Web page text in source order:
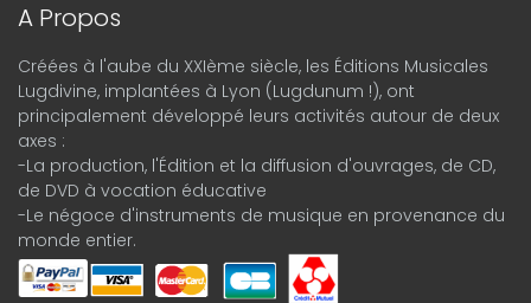
A Propos
Créées à l'aube du XXIème siècle, les Éditions Musicales
Lugdivine, implantées à Lyon (Lugdunum !), ont
principalement développé leurs activités autour de deux
axes :
-La production, l'Édition et la diffusion d'ouvrages, de CD,
de DVD à vocation éducative
-Le négoce d'instruments de musique en provenance du
monde entier.